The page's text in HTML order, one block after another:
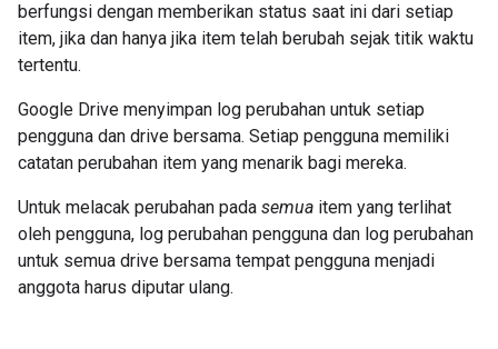
berfungsi dengan memberikan status saat ini dari setiap
item, jika dan hanya jika item telah berubah sejak titik waktu
tertentu.
Google Drive menyimpan log perubahan untuk setiap
pengguna dan drive bersama. Setiap pengguna memiliki
catatan perubahan item yang menarik bagi mereka.
Untuk melacak perubahan pada semua item yang terlihat
oleh pengguna, log perubahan pengguna dan log perubahan
untuk semua drive bersama tempat pengguna menjadi
anggota harus diputar ulang.